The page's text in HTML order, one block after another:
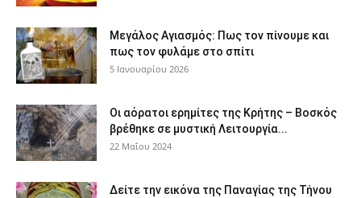
Μεγάλος Αγιασμός: Πως τον πίνουμε και
πως τον φυλάμε στο σπίτι
5 Ιανουαρίου 2026
Οι αόρατοι ερημίτες της Κρήτης – Βοσκός
βρέθηκε σε μυστική Λειτουργία...
22 Μαΐου 2024
Δείτε την εικόνα της Παναγίας της Τήνου